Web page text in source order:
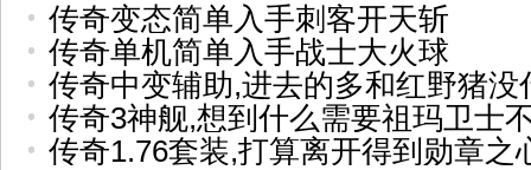
传奇变态简单入手刺客开天斩
传奇单机简单入手战士大火球
传奇中变辅助,进去的多和红野猪没
传奇3神舰,想到什么需要祖玛卫士
传奇1.76套装,打算离开得到勋章之